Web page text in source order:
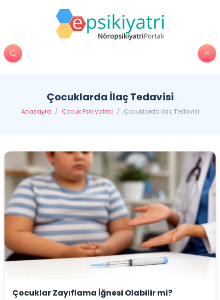
Çocuklarda İlaç Tedavisi
Anasayfa / Çocuk Psikiyatrisi / Çocuklarda İlaç Tedavisi
Çocuklar Zayıflama İğnesi Olabilir mi?